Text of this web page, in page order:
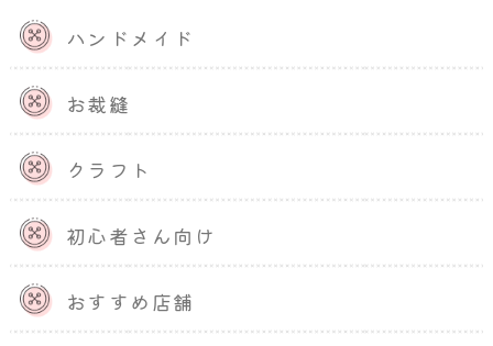
ハンドメイド
お裁縫
クラフト
初心者さん向け
おすすめ店舗
在しないため、生糸は「天然繊維の女王」とも呼ばれま
生産工程で切り落とされた「副蚕糸」のを紡績して作ら
れるのが絹紡糸です。生糸が長繊維に分類されるのに対
し、絹紡糸は短繊維に分類されます。生糸に比べて光沢
感が少なめですが、ふんわりしていて、保温効果に優れ
た点が特徴です。防寒グッズや肌に直接触れるインナー
類などにおすすめの素材です。